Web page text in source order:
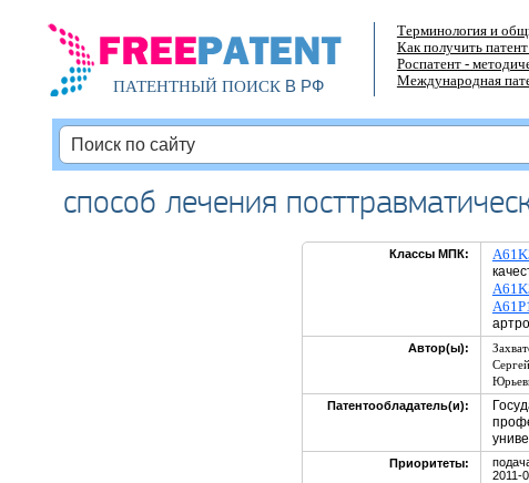
ПАТЕНТНЫЙ ПОИСКВ РФ
Терминология и
Как получить
Роспатент -
Международная
способ лечения
Классы МПК:
Автор(ы):
Патентообладатель(и):
Приоритеты:
2011-